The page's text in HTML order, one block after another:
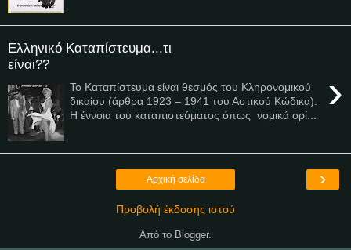
Ελληνικό Καταπίστευμα...τι
είναι??
›
Το Καταπίστευμα είναι θεσμός του Κληρονομικού
δικαίου (άρθρα 1923 – 1941 του Αστικού Κώδικα).
Η έννοια του καταπιστεύματος όπως νομικά ορί...
›
Αρχική σελίδα
Προβολή έκδοσης ιστού
Από το Blogger.